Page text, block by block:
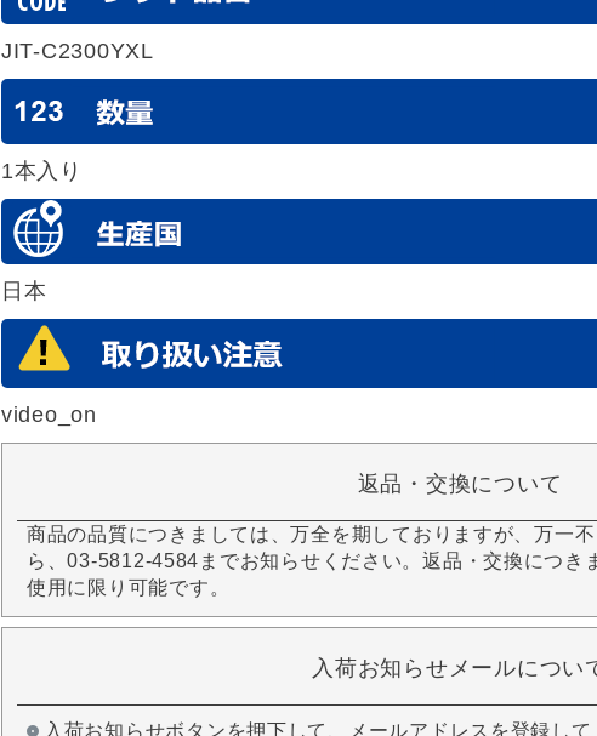
JIT-C2300YXL
1本入り
日本
video_on
返品・交換について
商品の品質につきましては、万全を期しておりますが、万一
ら、03-5812-4584までお知らせください。返品・交換につき
使用に限り可能です。
入荷お知らせメールについ
入荷お知らせボタンを押下して、メールアドレスを登録して